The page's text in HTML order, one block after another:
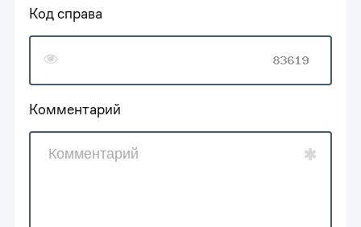
Код справа
Комментарий